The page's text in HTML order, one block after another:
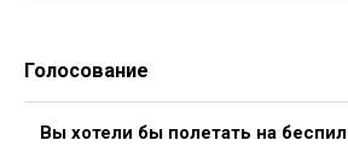
Голосование
Вы хотели бы полетать на